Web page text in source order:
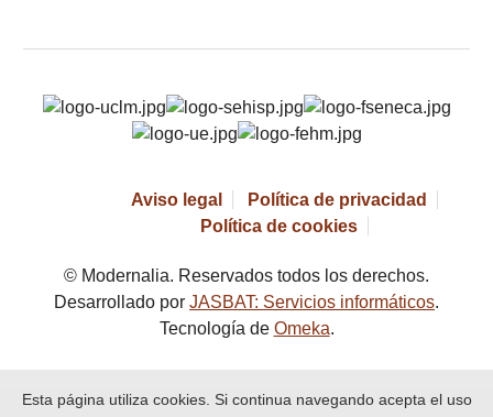
Aviso legal
Política de privacidad
Política de cookies
© Modernalia. Reservados todos los derechos.
Desarrollado por JASBAT: Servicios informáticos.
Tecnología de Omeka.
Esta página utiliza cookies. Si continua navegando acepta el uso